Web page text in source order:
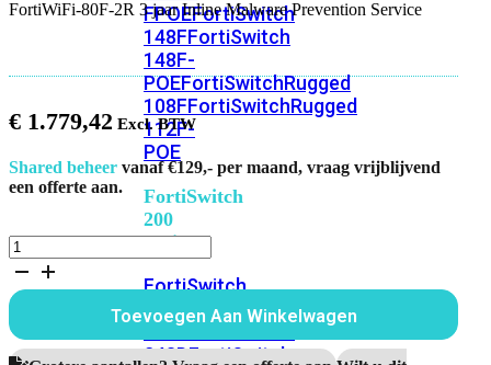
FPOEFortiSwitch
148FFortiSwitch
148F-
POEFortiSwitchRugged
108FFortiSwitchRugged
112F-
POE
FortiSwitch
200
Series
FortiSwitch
224D-
FPOE
248DFortiSwitch
FortiWiFi-80F-2R 3 jaar Inline Malware Prevention Service
€ 1.779,42
Shared beheer vanaf €129,- per maand, vraag vrijblijvend
een offerte aan.
FortiWiFi-
80F-
3
jaar
Inline
Toevoegen Aan Winkelwagen